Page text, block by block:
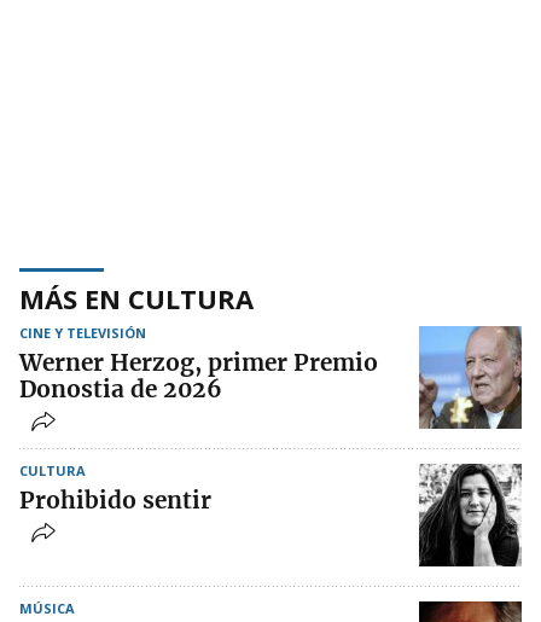
MÁS EN CULTURA
CINE Y TELEVISIÓN
Werner Herzog, primer Premio
Donostia de 2026
CULTURA
Prohibido sentir
MÚSICA